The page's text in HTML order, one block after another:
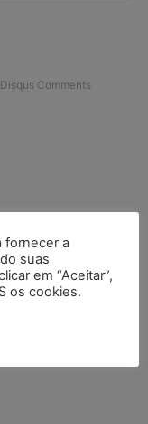
Disqus Comments
fornecer a
suas
em “Aceitar”,
os cookies.